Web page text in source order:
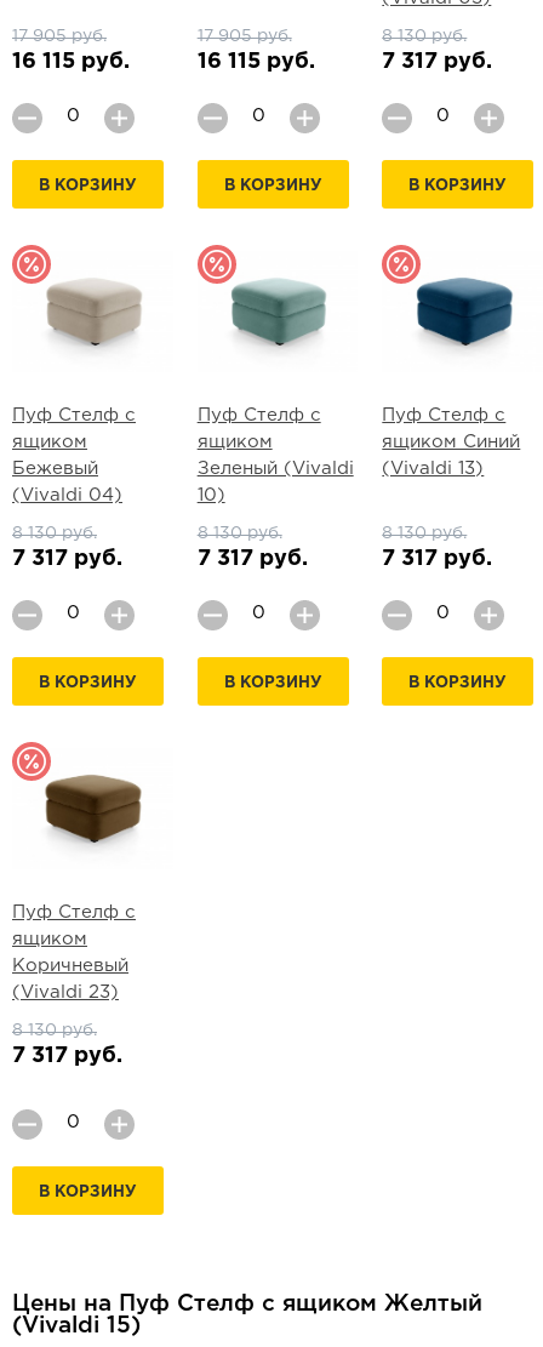
17 905 руб.
16 115 руб.
В КОРЗИНУ
17 905 руб.
16 115 руб.
В КОРЗИНУ
8 130 руб.
7 317 руб.
В КОРЗИНУ
Пуф Стелф с
ящиком
Бежевый
(Vivaldi 04)
8 130 руб.
7 317 руб.
В КОРЗИНУ
Пуф Стелф с
ящиком
Зеленый (Vivaldi
10)
8 130 руб.
7 317 руб.
В КОРЗИНУ
Пуф Стелф с
ящиком Синий
(Vivaldi 13)
8 130 руб.
7 317 руб.
В КОРЗИНУ
Пуф Стелф с
ящиком
Коричневый
(Vivaldi 23)
8 130 руб.
7 317 руб.
В КОРЗИНУ
Цены на Пуф Стелф с ящиком Желтый
(Vivaldi 15)